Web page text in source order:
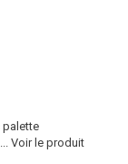
palette
Voir le produit